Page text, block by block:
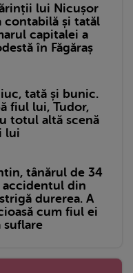
lui Nicușor
contabilă și tatăl
capitalei a
în Făgăraș
tată și bunic.
fiul lui, Tudor,
totul altă scenă
lui
tânărul de 34
din
durerea. A
cum fiul ei
suflare